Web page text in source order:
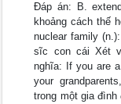
Đáp án: B.
khoảng cách thế
nuclear family
sĩc con cái Xét
nghĩa: If you are
your
trong một gia